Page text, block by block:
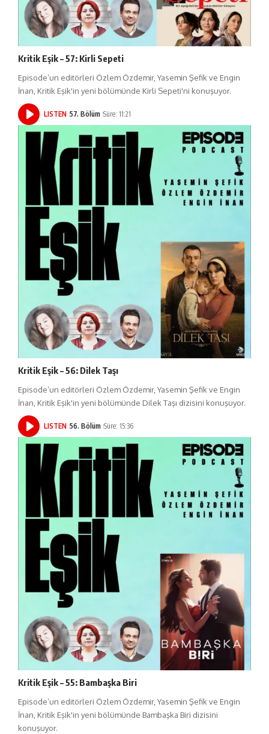
Kritik Eşik – 57: Kirli Sepeti
Episode’un editörleri Özlem Özdemir, Yasemin Şefik ve Engin
İnan, Kritik Eşik'in yeni bölümünde Kirli Sepeti'ni konuşuyor.
LISTEN 57. Bölüm Süre: 11:21
Kritik Eşik – 56: Dilek Taşı
Episode’un editörleri Özlem Özdemir, Yasemin Şefik ve Engin
İnan, Kritik Eşik'in yeni bölümünde Dilek Taşı dizisini konuşuyor.
LISTEN 56. Bölüm Süre: 15:36
Kritik Eşik – 55: Bambaşka Biri
Episode’un editörleri Özlem Özdemir, Yasemin Şefik ve Engin
İnan, Kritik Eşik'in yeni bölümünde Bambaşka Biri dizisini
konuşuyor.